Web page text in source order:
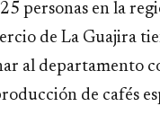
personas en la
de La Guajira
al departamento
de cafés